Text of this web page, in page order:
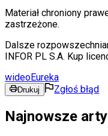
Materiał chroniony
zastrzeżone.
Dalsze
INFOR PL S.A. Kup
wideoEureka
Drukuj Zgłoś błąd
Najnowsze